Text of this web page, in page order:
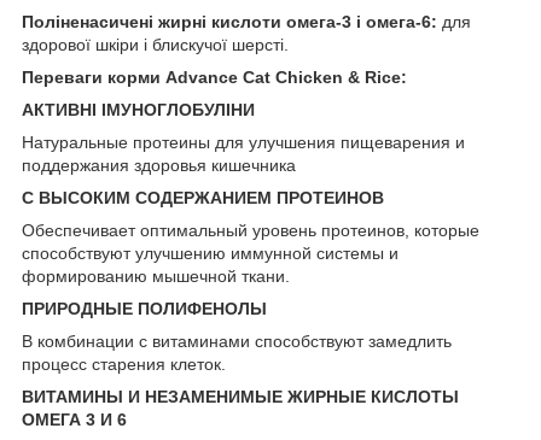
Поліненасичені жирні кислоти омега-3 і омега-6: для
здорової шкіри і блискучої шерсті.
Переваги корми Advance Cat Chicken & Rice:
АКТИВНІ ІМУНОГЛОБУЛІНИ
Натуральные протеины для улучшения пищеварения и
поддержания здоровья кишечника
С ВЫСОКИМ СОДЕРЖАНИЕМ ПРОТЕИНОВ
Обеспечивает оптимальный уровень протеинов, которые
способствуют улучшению иммунной системы и
формированию мышечной ткани.
ПРИРОДНЫЕ ПОЛИФЕНОЛЫ
В комбинации с витаминами способствуют замедлить
процесс старения клеток.
ВИТАМИНЫ И НЕЗАМЕНИМЫЕ ЖИРНЫЕ КИСЛОТЫ
ОМЕГА 3 И 6